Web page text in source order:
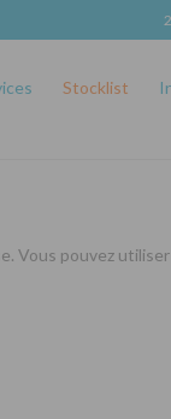
Stocklist
Vous pouvez utiliser